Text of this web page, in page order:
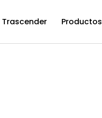
Trascender Productos